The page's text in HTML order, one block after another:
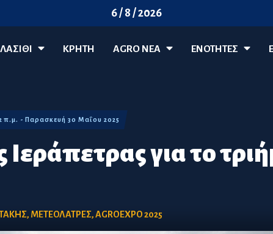
6 / 8 / 2026
ΛΑΣΊΘΙ ΚΡΗΤΗ AGRO ΝΈΑ ΕΝΟΤΗΤΕΣ
Ιεράπετρας για το
π.μ. - Παρασκευή 30 Μαΐου 2025
, ΜΕΤΕΟΛΑΤΡΕΣ,AGROEXPO 2025